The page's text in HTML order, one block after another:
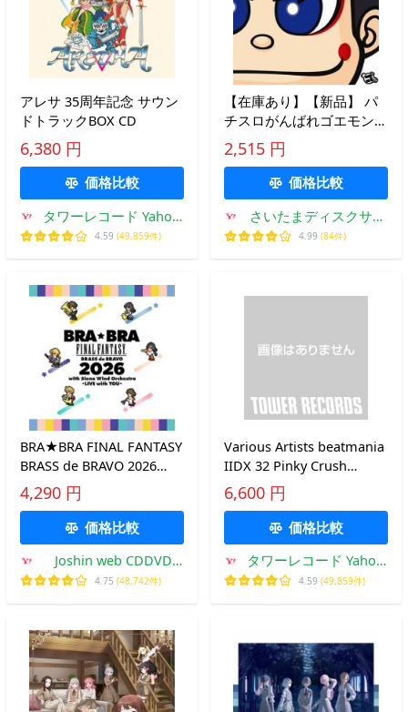
アレサ 35周年記念 サウン
ドトラックBOX CD
6,380 円
価格比較
タワーレコード Yahoo!
店
4.59 (49,859件)
【在庫あり】【新品】 パ
チスロがんばれゴエモン
オリジナルサウンドトラッ
ク
2,515 円
価格比較
さいたまディスクサプ
ライ
4.99 (84件)
BRA★BRA FINAL FANTASY
BRASS de BRAVO 2026
with Siena Wind Orchestra
-LIVE with YOU-/ゲーム・
ミュージック[CD]【返品種
別A】
4,290 円
価格比較
Joshin web CDDVD
Yahoo!店
4.75 (48,742件)
Various Artists beatmania
IIDX 32 Pinky Crush
ORIGINAL SOUNDTRACK
CD
6,600 円
価格比較
タワーレコード Yahoo!
店
4.59 (49,859件)